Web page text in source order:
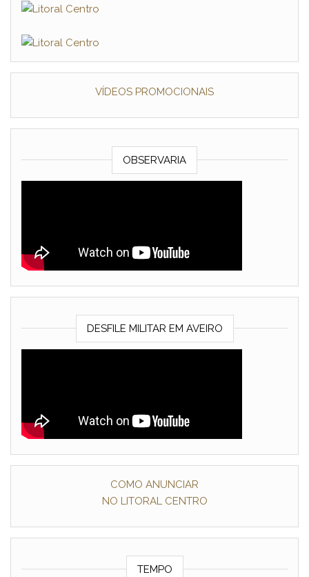
VÍDEOS PROMOCIONAIS
OBSERVARIA
DESFILE MILITAR EM AVEIRO
COMO ANUNCIAR
NO LITORAL CENTRO
TEMPO